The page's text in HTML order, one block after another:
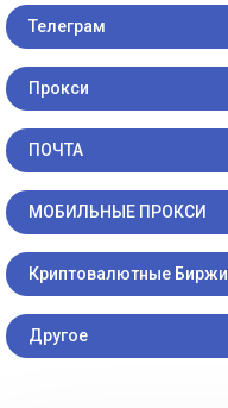
Телеграм
Прокси
ПОЧТА
МОБИЛЬНЫЕ ПРОКСИ
Криптовалютные Биржи
Другое